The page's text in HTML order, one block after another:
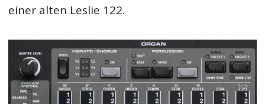
einer alten Leslie 122.